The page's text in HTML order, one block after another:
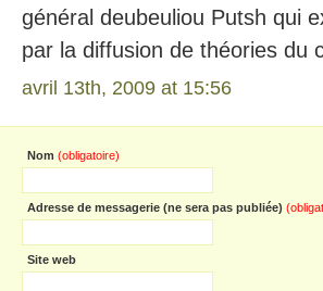
général deubeuliou Putsh qui
par la diffusion de théories du
avril 13th, 2009 at 15:56
Nom (obligatoire)
Adresse de messagerie (ne sera pas publiée)
Site web